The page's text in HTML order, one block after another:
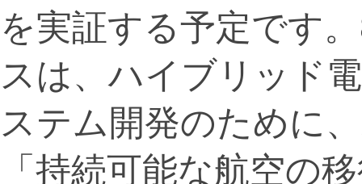
を実証する予定です
スは、ハイブリッド
ステム開発のために
「持続可能な航空の